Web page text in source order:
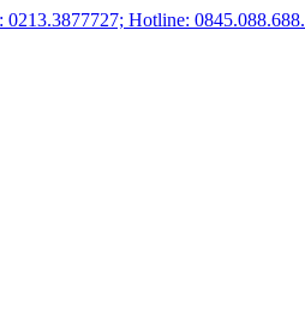
0213.3877727; Hotline: 0845.088.688.